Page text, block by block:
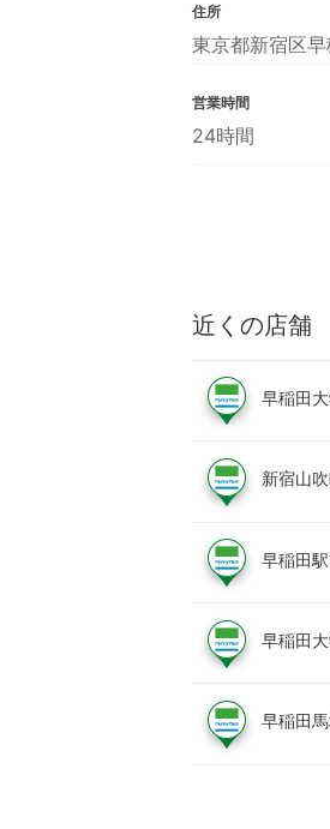
住所
東京都新宿区
営業時間
24時間
近くの店舗
早稲田
新宿山
早稲田
早稲田
早稲田